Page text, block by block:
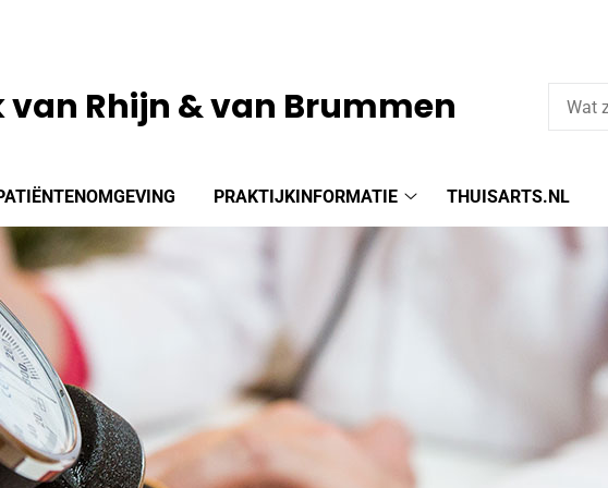
PRAKTIJKINFORMATIE
THUISARTS.NL
Rhijn & van Brummen